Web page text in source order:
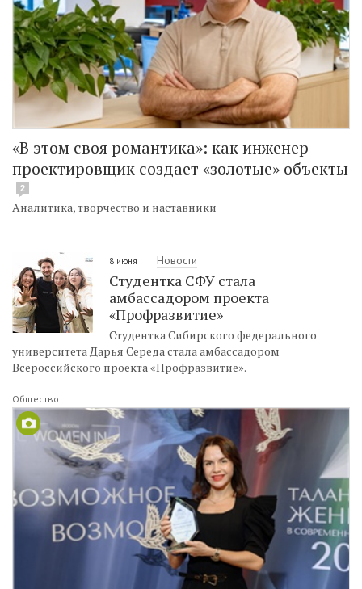
«В этом своя романтика»: как инженер-
проектировщик создает «золотые» объекты
2
Аналитика, творчество и наставники
8 июня Новости
Студентка СФУ стала
амбассадором проекта
«Профразвитие»
Студентка Сибирского федерального
университета Дарья Середа стала амбассадором
Всероссийского проекта «Профразвитие».
Общество